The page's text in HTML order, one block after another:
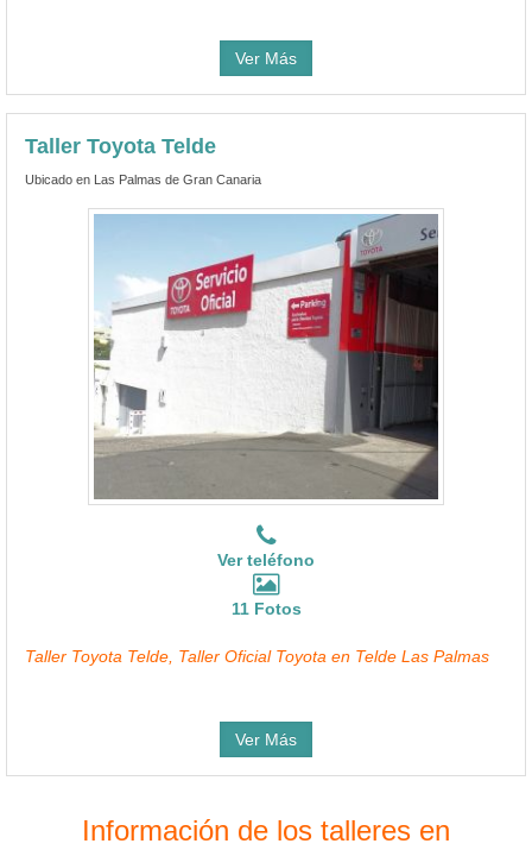
Ver Más
Taller Toyota Telde
Ubicado en Las Palmas de Gran Canaria
Ver teléfono
11 Fotos
Taller Toyota Telde, Taller Oficial Toyota en Telde Las Palmas
Ver Más
Información de los talleres en